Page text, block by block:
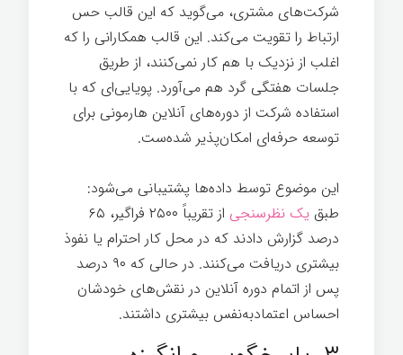
شرکت‌های مشتری، می‌گوید که این قالب حس
ارتباط را تقویت می‌کند. این قالب همکارانی را که
اغلب از نزدیک با هم کار نمی‌کنند، از طریق
جلسات هفتگی گرد هم می‌آورد. پویایی‌ای که با
استفاده شرکت از دوره‌های آنلاین هارمونی برای
توسعه حرفه‌ای امکان‌پذیر شده‌ست.
این موضوع توسط داده‌ها پشتیبانی می‌شود:
طبق یک نظرسنجی
از تقریباً ۲۵۰۰ فراگیر، ۶۵
درصد گزارش دادند که در محل کار احترام یا نفوذ
بیشتری دریافت می‌کنند. در حالی که ۹۰ درصد
پس از اتمام دوره آنلاین در نقش‌های خودشان
احساس اعتمادبه‌نفس بیشتری داشتند.